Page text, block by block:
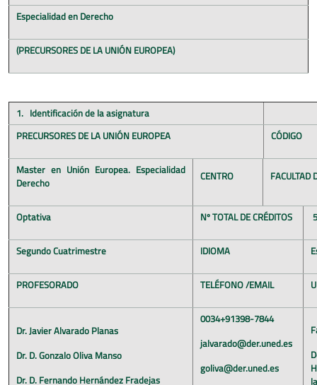
Especialidad en Derecho
(PRECURSORES DE LA UNIÓN EUROPEA)
1. Identificación de la asignatura
PRECURSORES DE LA UNIÓN EUROPEA
CÓDIGO
Master en Unión Europea. Especialidad
Derecho
CENTRO FACULTAD
Optativa Nº TOTAL DE CRÉDITOS
Segundo Cuatrimestre IDIOMA
PROFESORADO TELÉFONO /EMAIL
Dr. Javier Alvarado Planas
Dr. D. Gonzalo Oliva Manso
Dr. D. Fernando Hernández Fradejas
0034+91398-7844
jalvarado@der.uned.es
goliva@der.uned.es